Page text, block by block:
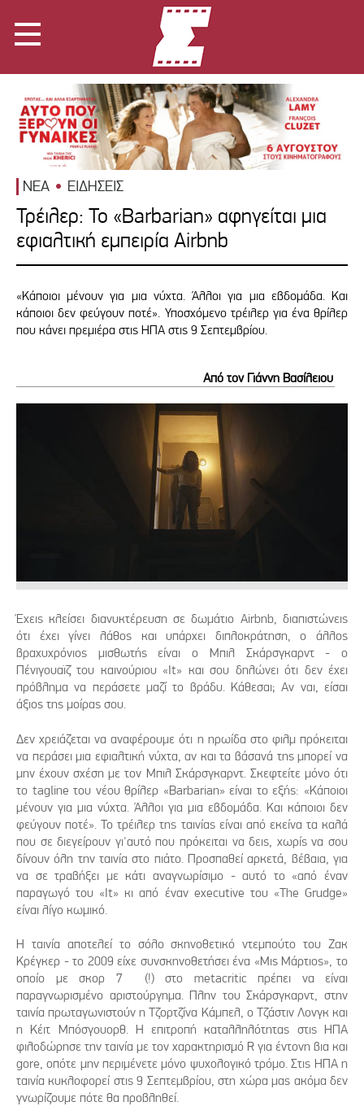
ΝΕΑ ΕΙΔΗΣΕΙΣ
Τρέιλερ: Το «Βarbarian» αφηγείται μια
εφιαλτική εμπειρία Airbnb
«Κάποιοι μένουν για μια νύχτα. Άλλοι για μια εβδομάδα. Και
κάποιοι δεν φεύγουν ποτέ». Υποσχόμενο τρέιλερ για ένα θρίλερ
που κάνει πρεμιέρα στις ΗΠΑ στις 9 Σεπτεμβρίου.
Από τον Γιάννη Βασίλειου
Έχεις κλείσει διανυκτέρευση σε δωμάτιο Airbnb, διαπιστώνεις
ότι έχει γίνει λάθος και υπάρχει διπλοκράτηση, ο άλλος
βραχυχρόνιος μισθωτής είναι ο Μπιλ Σκάρσγκαρντ - ο
Πένιγουαϊζ του καινούριου «It» και σου δηλώνει ότι δεν έχει
πρόβλημα να περάσετε μαζί το βράδυ. Κάθεσαι; Αν ναι, είσαι
άξιος της μοίρας σου.
Δεν χρειάζεται να αναφέρουμε ότι η ηρωίδα στο φιλμ πρόκειται
να περάσει μια εφιαλτική νύχτα, αν και τα βάσανά της μπορεί να
μην έχουν σχέση με τον Μπιλ Σκάρσγκαρντ. Σκεφτείτε μόνο ότι
το tagline του νέου θρίλερ «Barbarian» είναι το εξής: «Κάποιοι
μένουν για μια νύχτα. Άλλοι για μια εβδομάδα. Και κάποιοι δεν
φεύγουν ποτέ». Το τρέιλερ της ταινίας είναι από εκείνα τα καλά
που σε διεγείρουν γι'αυτό που πρόκειται να δεις, χωρίς να σου
δίνουν όλη την ταινία στο πιάτο. Προσπαθεί αρκετά, βέβαια, για
να σε τραβήξει με κάτι αναγνωρίσιμο - αυτό το «από έναν
παραγωγό του «It» κι από έναν executive του «The Grudge»
είναι λίγο κωμικό.
Η ταινία αποτελεί το σόλο σκηνοθετικό ντεμπούτο του Ζακ
Κρέγκερ - το 2009 είχε συνσκηνοθετήσει ένα «Μις Μάρτιος», το
οποίο με σκορ 7 (!) στο metacritic πρέπει να είναι
παραγνωρισμένο αριστούργημα. Πλην του Σκάρσγκαρντ, στην
ταινία πρωταγωνιστούν η Τζορτζίνα Κάμπελ, ο Τζάστιν Λονγκ και
η Κέιτ Μπόσγουορθ. Η επιτροπή καταλληλότητας στις ΗΠΑ
φιλοδώρησε την ταινία με τον χαρακτηρισμό R για έντονη βια και
gore, οπότε μην περιμένετε μόνο ψυχολογικό τρόμο. Στις ΗΠΑ η
ταινία κυκλοφορεί στις 9 Σεπτεμβρίου, στη χώρα μας ακόμα δεν
γνωρίζουμε πότε θα προβληθεί.